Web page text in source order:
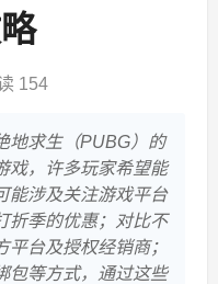
154
地求生（PUBG）的
戏，许多玩家希望能
能涉及关注游戏平台
折季的优惠；对比不
台及授权经销商；
包等方式，通过这些